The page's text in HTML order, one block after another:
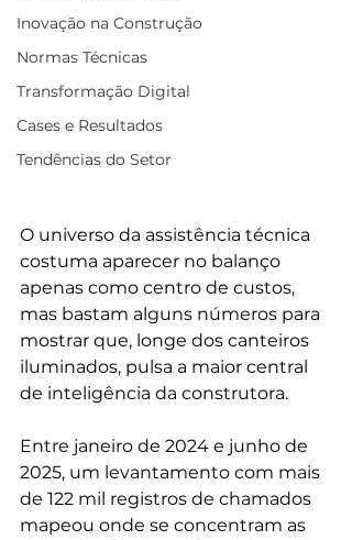
Inovação na Construção
Normas Técnicas
Transformação Digital
Cases e Resultados
Tendências do Setor
O universo da assistência técnica
costuma aparecer no balanço
apenas como centro de custos,
mas bastam alguns números para
mostrar que, longe dos canteiros
iluminados, pulsa a maior central
de inteligência da construtora.
Entre janeiro de 2024 e junho de
2025, um levantamento com mais
de 122 mil registros de chamados
mapeou onde se concentram as